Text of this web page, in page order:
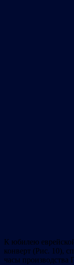
К юбилею
конверт (Рис. 10),
часы производства